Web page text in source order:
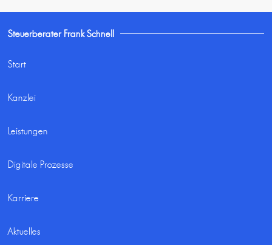
Steuerberater Frank Schnell
Start
Kanzlei
Leistungen
Digitale Prozesse
Karriere
Aktuelles